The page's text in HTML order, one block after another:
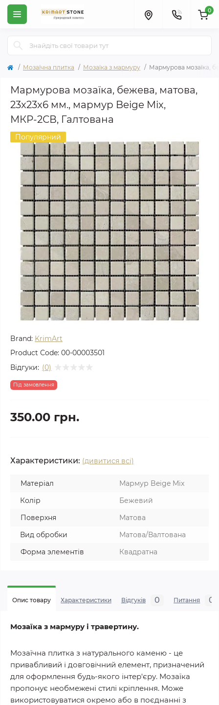
0
Мозаїчна плитка Мозаїка з мармуру Мармурова мозаїка,
Мармурова мозаїка, бежева, матова,
23x23x6 мм., мармур Beige Mix,
МКР-2СВ, Галтована
Популярний
Brand: KrimArt
Product Code: 00-00003501
Відгуки: (0)
Під замовлення
350.00 грн.
Характеристики: (дивитися всі)
Матеріал
Мармур Beige Mix
Колір
Бежевий
Поверхня
Матова
Вид обробки
Матова/Валтована
Форма элементів
Квадратна
Опис товару Характеристики Відгуків 0 Питання 0
Мозаїка з мармуру і травертину.
Мозаїчна плитка з натурального каменю - це
привабливий і довговічний елемент, призначений
для оформлення будь-якого інтер'єру. Мозаїка
пропонує необмежені стилі кріплення. Може
використовуватися окремо або в поєднанні з